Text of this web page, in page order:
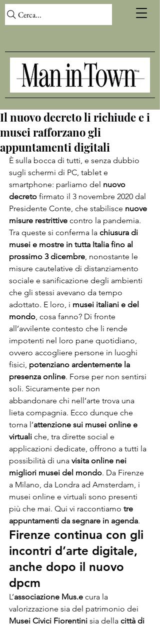
Cerca...
Il nuovo decreto li richiude e i
musei rafforzano gli
appuntamenti digitali
È sulla bocca di tutti, e senza dubbio
sugli schermi di PC, tablet e
smartphone: parliamo del nuovo
decreto firmato il 3 novembre 2020 dal
Presidente Conte, che stabilisce nuove
misure restrittive contro la pandemia.
Tra queste si conferma la chiusura di
musei e mostre in tutta Italia fino al
prossimo 3 dicembre, nonostante le
misure cautelative di distanziamento
sociale e sanificazione degli ambienti
che gli stessi avevano da tempo
adottato. E loro, i musei italiani e del
mondo, cosa fanno? Di fronte
all’avvilente contesto che li rende
impotenti nel loro pane quotidiano,
ovvero accogliere persone in luoghi
fisici, potenziano ardentemente la
presenza online. Forse per non sentirsi
soli. Sicuramente per non
abbandonare chi nell’arte trova una
lieta compagnia. Ecco dunque che
torna l’attenzione sui musei online e
virtuali che, tra dirette social e
applicazioni dedicate, offrono a tutti la
possibilità di una visita online nei
migliori musei del mondo. Da Firenze
a Milano, da Londra ad Amsterdam, i
musei online e virtuali sono presenti
più che mai. Qui vi raccontiamo tre
appuntamenti da segnare in agenda.
Firenze continua con gli
incontri d’arte digitale,
anche dopo il nuovo
dpcm
L’associazione Mus.e cura la
valorizzazione sia del patrimonio dei
Musei Civici Fiorentini sia della città di